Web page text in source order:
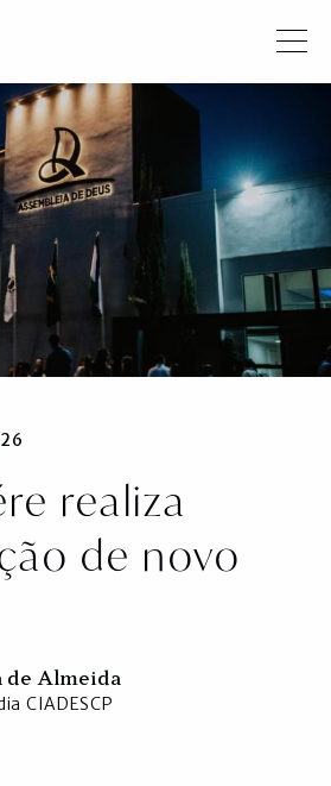
principal
Institucional
Regiões
Igrejas
Ministros
Notícias
Filtrar
realiza
de novo
de Almeida
CIADESCP